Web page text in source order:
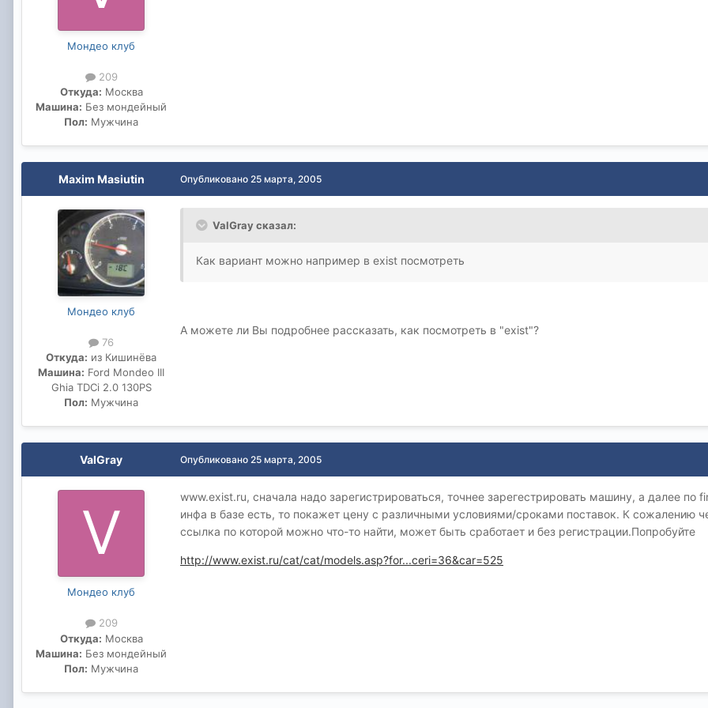
Мондео клуб
209
Откуда: Москва
Машина: Без мондейный
Пол: Мужчина
Maxim Masiutin
Мондео клуб
76
Откуда: из Кишинёва
Машина: Ford Mondeo III
Ghia TDCi 2.0 130PS
Пол: Мужчина
Опубликовано 25 марта, 2005
ValGray сказал:
Как вариант можно например в exist посмотреть
А можете ли Вы подробнее рассказать, как посмотреть в "exist"?
ValGray
Мондео клуб
209
Откуда: Москва
Машина: Без мондейный
Пол: Мужчина
Опубликовано 25 марта, 2005
www.exist.ru, сначала надо зарегистрироваться, точнее зарегестрировать машину, а далее по
инфа в базе есть, то покажет цену с различными условиями/сроками поставок. К сожалению
ссылка по которой можно что-то найти, может быть сработает и без регистрации.Попробуйте
http://www.exist.ru/cat/cat/models.asp?for...ceri=36&car=525